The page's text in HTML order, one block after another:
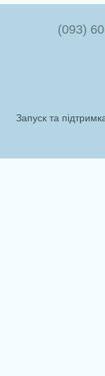
(093)
Запуск та